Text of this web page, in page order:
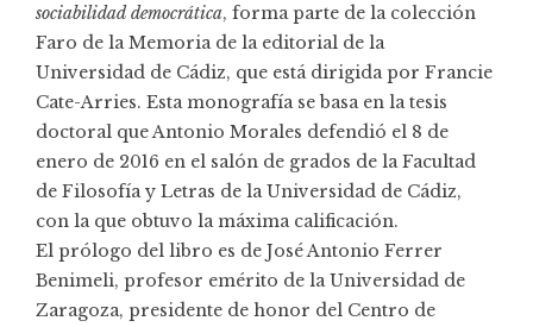
sociabilidad democrática, forma parte de la colección
Faro de la Memoria de la editorial de la
Universidad de Cádiz, que está dirigida por Francie
Cate-Arries. Esta monografía se basa en la tesis
doctoral que Antonio Morales defendió el 8 de
enero de 2016 en el salón de grados de la Facultad
de Filosofía y Letras de la Universidad de Cádiz,
con la que obtuvo la máxima calificación.
El prólogo del libro es de José Antonio Ferrer
Benimeli, profesor emérito de la Universidad de
Zaragoza, presidente de honor del Centro de